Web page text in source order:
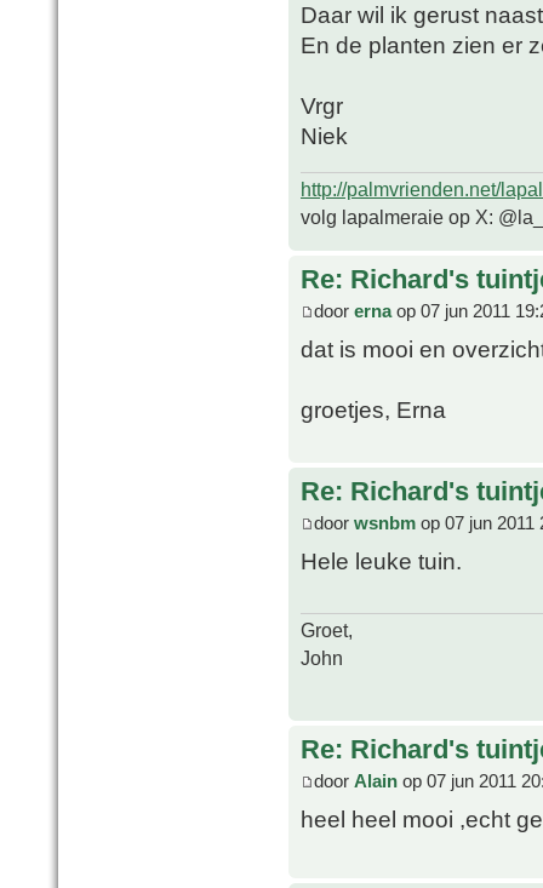
Daar wil ik gerust
En de planten zien er
Vrgr
Niek
http://palmvrienden.net/
volg lapalmeraie op X:
Re: Richard's
door ernaop 07 jun 2011
dat is mooi en
groetjes, Erna
Re: Richard's
door wsnbm op 07 jun 2011
Hele leuke tuin.
Groet,
John
Re: Richard's
door Alain op 07 jun 2011
heel heel mooi ,echt